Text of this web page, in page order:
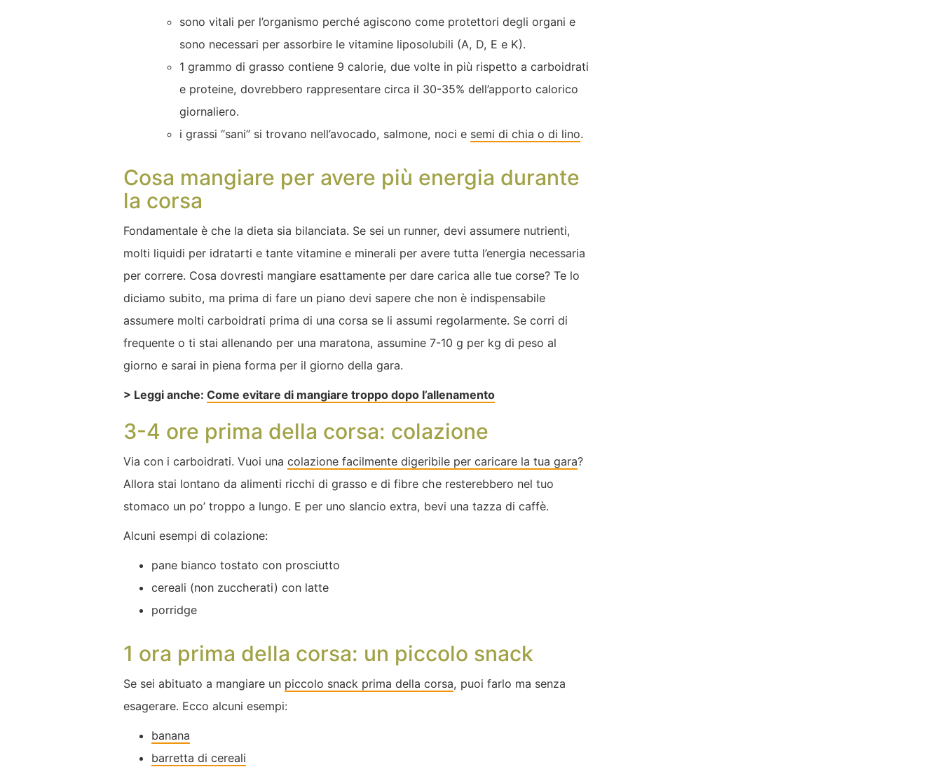
sono vitali per l’organismo perché agiscono come protettori degli organi e
sono necessari per assorbire le vitamine liposolubili (A, D, E e K).
1 grammo di grasso contiene 9 calorie, due volte in più rispetto a carboidrati
e proteine, dovrebbero rappresentare circa il 30-35% dell’apporto calorico
giornaliero.
i grassi “sani” si trovano nell’avocado, salmone, noci e semi di chia o di lino.
Cosa mangiare per avere più energia durante
la corsa
Fondamentale è che la dieta sia bilanciata. Se sei un runner, devi assumere nutrienti,
molti liquidi per idratarti e tante vitamine e minerali per avere tutta l’energia necessaria
per correre. Cosa dovresti mangiare esattamente per dare carica alle tue corse? Te lo
diciamo subito, ma prima di fare un piano devi sapere che non è indispensabile
assumere molti carboidrati prima di una corsa se li assumi regolarmente. Se corri di
frequente o ti stai allenando per una maratona, assumine 7-10 g per kg di peso al
giorno e sarai in piena forma per il giorno della gara.
> Leggi anche: Come evitare di mangiare troppo dopo l’allenamento
3-4 ore prima della corsa: colazione
Via con i carboidrati. Vuoi una colazione facilmente digeribile per caricare la tua gara?
Allora stai lontano da alimenti ricchi di grasso e di fibre che resterebbero nel tuo
stomaco un po’ troppo a lungo. E per uno slancio extra, bevi una tazza di caffè.
Alcuni esempi di colazione:
pane bianco tostato con prosciutto
cereali (non zuccherati) con latte
porridge
1 ora prima della corsa: un piccolo snack
Se sei abituato a mangiare un piccolo snack prima della corsa, puoi farlo ma senza
esagerare. Ecco alcuni esempi:
banana
barretta di cereali